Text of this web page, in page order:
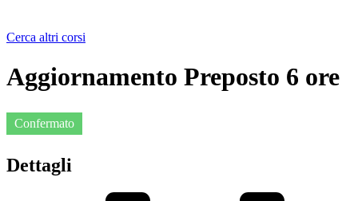
Cerca altri corsi
Aggiornamento Preposto 6 ore
Confermato
Dettagli